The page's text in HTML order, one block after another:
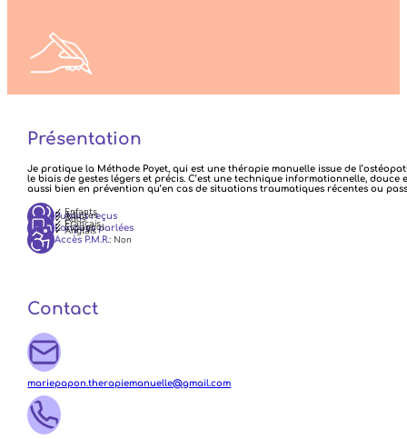
Présentation
Je pratique la Méthode Poyet, qui est une thérapie manuelle issue de
le biais de gestes légers et précis. C’est une technique informationnelle,
aussi bien en prévention qu’en cas de situations traumatiques récentes ou
Publics reçus
✓ Ados
✓ Adultes
✓ Enfants
Langues parlées
✓ Anglais
✓ Espagnol
✓ Français
Accès P.M.R.: Non
Contact
mariepapon.therapiemanuelle@gmail.com